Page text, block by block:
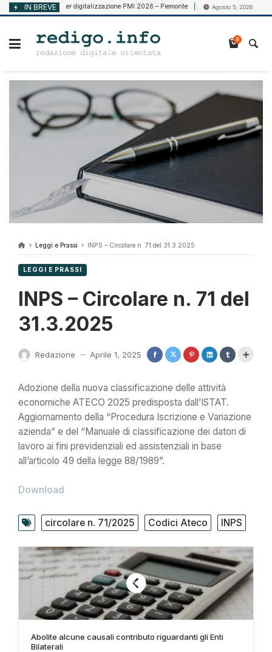
Vai
al
IN BREVE
2026 Voucher digitalizzazione PMI 2026 – Piemonte Agosto 5, 2026 CCNL
0
Leggi e Prassi INPS – Circolare n. 71 del 31.3.2025
LEGGI E PRASSI
INPS – Circolare n. 71 del
31.3.2025
Redazione — Aprile 1, 2025
Adozione della nuova classificazione delle attività
economiche ATECO 2025 predisposta dall’ISTAT.
Aggiornamento della “Procedura Iscrizione e Variazione
azienda” e del “Manuale di classificazione dei datori di
lavoro ai fini previdenziali ed assistenziali in base
all’articolo 49 della legge 88/1989”.
Download
circolare n. 71/2025 Codici Ateco INPS
Abolite alcune causali contributo riguardanti gli Enti
Bilaterali